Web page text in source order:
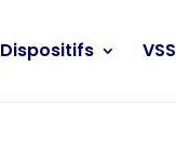
Dispositifs VSS